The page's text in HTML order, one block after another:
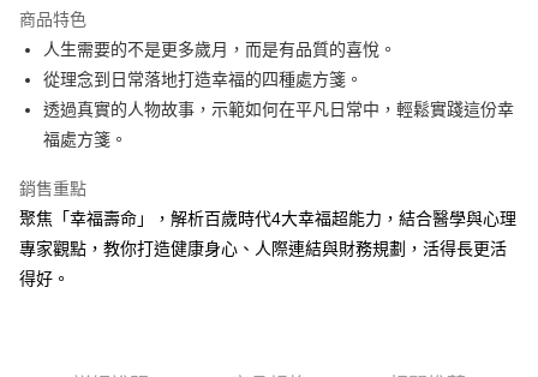
Apple Pay
街口支付
悠遊付
ATM付款
全家取貨付款
商品特色
人生需要的不是更多歲月，而是有品質的喜悅。
從理念到日常落地打造幸福的四種處方箋。
透過真實的人物故事，示範如何在平凡日常中，輕鬆實踐這份幸
福處方箋。
銷售重點
聚焦「幸福壽命」，解析百歲時代4大幸福超能力，結合醫學與心理
專家觀點，教你打造健康身心、人際連結與財務規劃，活得長更活
得好。